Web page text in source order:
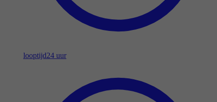
looptijd24 uur